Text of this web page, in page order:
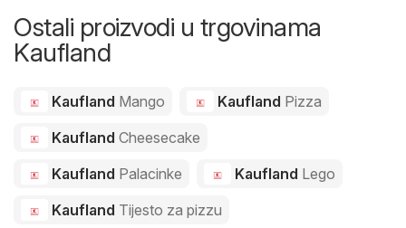
Ostali proizvodi u trgovinama
Kaufland
Kaufland Mango Kaufland Pizza
Kaufland Cheesecake
Kaufland Palacinke Kaufland Lego
Kaufland Tijesto za pizzu